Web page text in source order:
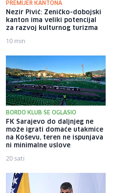
PREMIJER KANTONA
Nezir Pivić: Zeničko-dobojski
kanton ima veliki potencijal
za razvoj kulturnog turizma
10 min
BORDO KLUB SE OGLASIO
FK Sarajevo do daljnjeg ne
može igrati domaće utakmice
na Koševu, teren ne ispunjava
ni minimalne uslove
20 sati